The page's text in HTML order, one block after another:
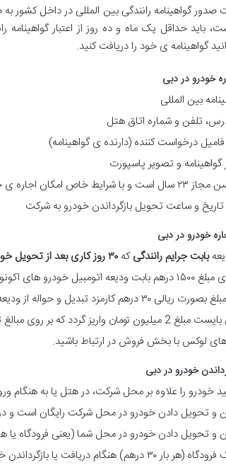
گواهینامه رانندگی بین المللی در داخل کشور
باید حداقل یک ماه و ده روز از اعتبار
گواهینامه ی خود را دریافت کنید.
خودرو در دبی
بین المللی
تلفن و شماره اتاق هتل
درخواست کننده (دارنده ی گواهینامه)
و تصوير پاسپورت
اجاره ی خودرو وجود دارد.)
و ساعت تحویل بازگرداندن خودرو به شرکت
خودرو در دبی
بابت جرایم رانندگیکه۳۰روز کاری بعد از تحویل
های اکونومی در ایران
ودیعه کسر خواهد شد و بر مبنای مبلغ ۱۴۷۰ درهم با نرخ روز تسویه انجام می شود.
که بر روی مبالغ تسویه و فاکتور محاسبه خواهد شد.
لوکس با بخش فروش در ارتباط باشید.
خودرو در دبی
خودرو را علاوه بر محل شرکت، در هتل یا به هنگام
و تحویل دادن خودرو در محل شرکت رایگان است و
تحویل دادن خودرو در محل شما (یعنی فرودگاه یا هتل) شامل
یا بازگرداندن خودرو بر عهده شخص اجاره کننده است.